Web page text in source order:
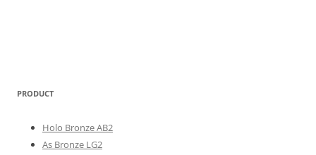
PRODUCT
Holo Bronze AB2
As Bronze LG2